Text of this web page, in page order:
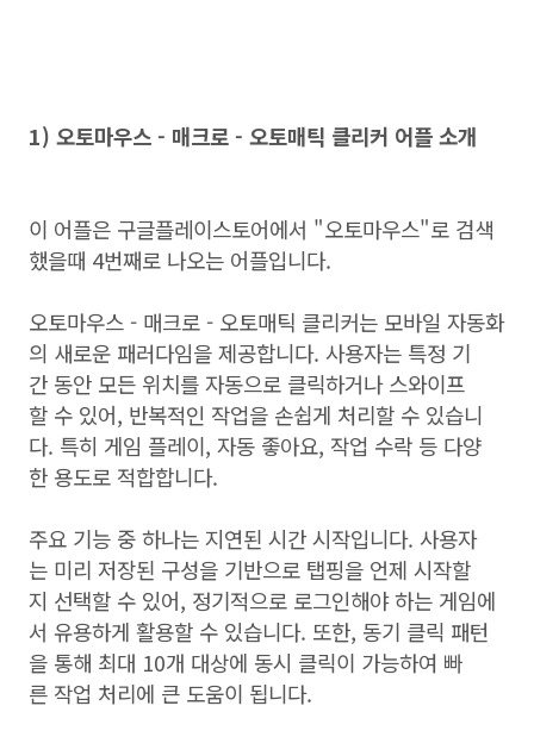
1) 오토마우스 - 매크로 - 오토매틱 클리커 어플 소개
이 어플은 구글플레이스토어에서 "오토마우스"로 검색
했을때 4번째로 나오는 어플입니다.
오토마우스 - 매크로 - 오토매틱 클리커는 모바일 자동화
의 새로운 패러다임을 제공합니다. 사용자는 특정 기
간 동안 모든 위치를 자동으로 클릭하거나 스와이프
할 수 있어, 반복적인 작업을 손쉽게 처리할 수 있습니
다. 특히 게임 플레이, 자동 좋아요, 작업 수락 등 다양
한 용도로 적합합니다.
주요 기능 중 하나는 지연된 시간 시작입니다. 사용자
는 미리 저장된 구성을 기반으로 탭핑을 언제 시작할
지 선택할 수 있어, 정기적으로 로그인해야 하는 게임에
서 유용하게 활용할 수 있습니다. 또한, 동기 클릭 패턴
을 통해 최대 10개 대상에 동시 클릭이 가능하여 빠
른 작업 처리에 큰 도움이 됩니다.